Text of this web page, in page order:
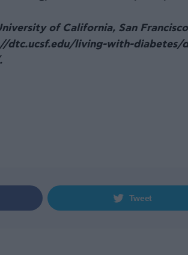
of California, San
dtc.ucsf.edu/living-with-diabetes/
Tweet